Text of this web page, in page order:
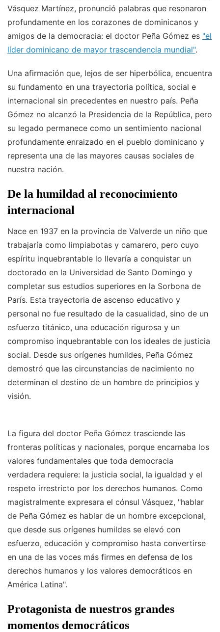
Vásquez Martínez, pronunció palabras que resonaron
profundamente en los corazones de dominicanos y
amigos de la democracia: el doctor Peña Gómez es "el
líder dominicano de mayor trascendencia mundial".
Una afirmación que, lejos de ser hiperbólica, encuentra
su fundamento en una trayectoria política, social e
internacional sin precedentes en nuestro país. Peña
Gómez no alcanzó la Presidencia de la República, pero
su legado permanece como un sentimiento nacional
profundamente enraizado en el pueblo dominicano y
representa una de las mayores causas sociales de
nuestra nación.
De la humildad al reconocimiento
internacional
Nace en 1937 en la provincia de Valverde un niño que
trabajaría como limpiabotas y camarero, pero cuyo
espíritu inquebrantable lo llevaría a conquistar un
doctorado en la Universidad de Santo Domingo y
completar sus estudios superiores en la Sorbona de
París. Esta trayectoria de ascenso educativo y
personal no fue resultado de la casualidad, sino de un
esfuerzo titánico, una educación rigurosa y un
compromiso inquebrantable con los ideales de justicia
social. Desde sus orígenes humildes, Peña Gómez
demostró que las circunstancias de nacimiento no
determinan el destino de un hombre de principios y
visión.
La figura del doctor Peña Gómez trasciende las
fronteras políticas y nacionales, porque encarnaba los
valores fundamentales que toda democracia
verdadera requiere: la justicia social, la igualdad y el
respeto irrestricto por los derechos humanos. Como
magistralmente expresara el cónsul Vásquez, "hablar
de Peña Gómez es hablar de un hombre excepcional,
que desde sus orígenes humildes se elevó con
esfuerzo, educación y compromiso hasta convertirse
en una de las voces más firmes en defensa de los
derechos humanos y los valores democráticos en
América Latina".
Protagonista de nuestros grandes
momentos democráticos